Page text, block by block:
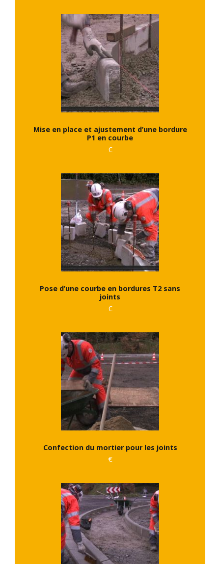
Mise en place et ajustement d’une bordure
P1 en courbe
€
Pose d’une courbe en bordures T2 sans
joints
€
Confection du mortier pour les joints
€